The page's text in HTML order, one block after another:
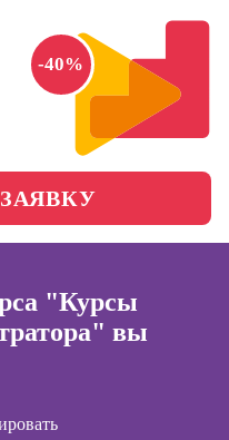
маркетолог
Профессия
Менеджер по
маркетингу в
социальных
сетях (SMM-
Специалист по
-40%
"Курсы
вы